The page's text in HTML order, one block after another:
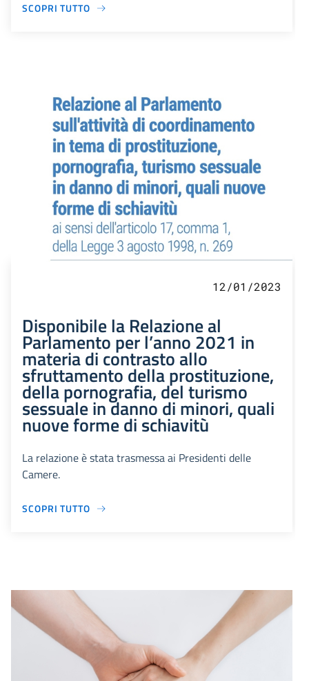
SCOPRI TUTTO
12/01/2023
Disponibile la Relazione al
Parlamento per l’anno 2021 in
materia di contrasto allo
sfruttamento della prostituzione,
della pornografia, del turismo
sessuale in danno di minori, quali
nuove forme di schiavitù
La relazione è stata trasmessa ai Presidenti delle
Camere.
SCOPRI TUTTO